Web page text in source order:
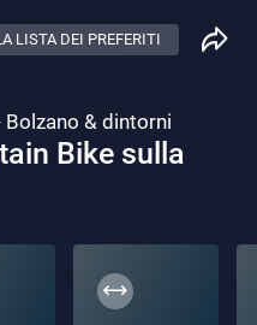
LISTA DEI PREFERITI
& dintorni
Bike sulla